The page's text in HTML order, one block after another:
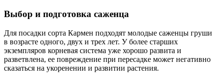
Выбор и подготовка саженца
Для посадки сорта Кармен подходят молодые саженцы груши
в возрасте одного, двух и трех лет. У более старших
экземпляров корневая система уже хорошо развита и
разветвлена, ее повреждение при пересадке может негативно
сказаться на укоренении и развитии растения.